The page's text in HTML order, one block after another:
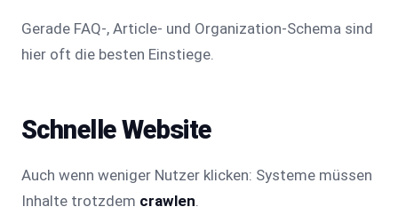
Gerade FAQ-, Article- und Organization-Schema sind
hier oft die besten Einstiege.
Schnelle Website
Auch wenn weniger Nutzer klicken: Systeme müssen
Inhalte trotzdem crawlen